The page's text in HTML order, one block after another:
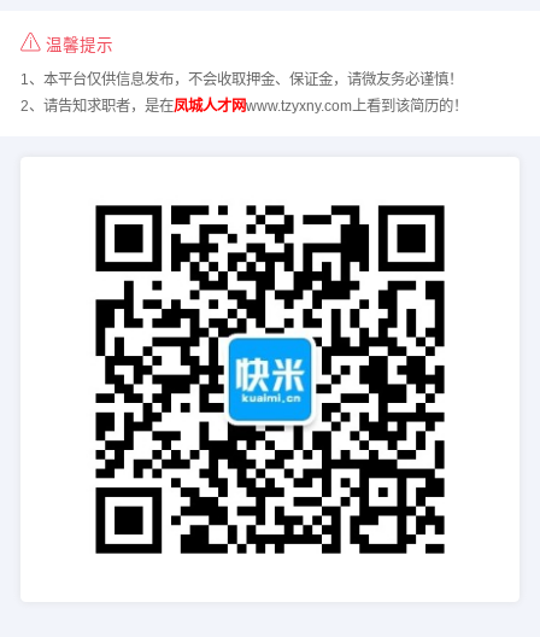
温馨提示
1、本平台仅供信息发布，不会收取押金、保证金，请微友务必谨慎！
2、请告知求职者，是在凤城人才网www.tzyxny.com上看到该简历的！